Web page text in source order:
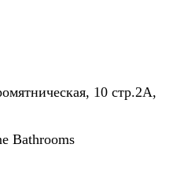
10 стр.2А,
Bathrooms